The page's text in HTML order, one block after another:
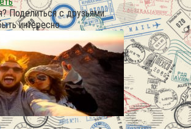
Поделиться с друзьями:
интересно